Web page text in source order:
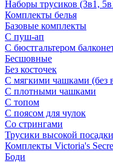
Наборы трусиков (3в1,
Комплекты белья
Базовые комплекты
С пуш-ап
С бюстгальтером
Бесшовные
Без косточек
С мягкими чашками (без
С плотными чашками
С топом
С поясом для чулок
Со стрингами
Трусики высокой посадки
Комплекты Victoria's
Боди